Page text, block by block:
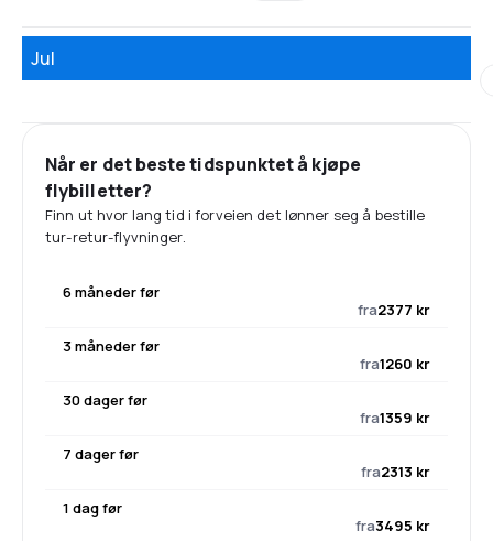
Jul
Når er det beste tidspunktet å kjøpe
flybilletter?
Finn ut hvor lang tid i forveien det lønner seg å bestille
tur-retur-flyvninger.
6 måneder før
fra2377 kr
3 måneder før
fra1260 kr
30 dager før
fra1359 kr
7 dager før
fra2313 kr
1 dag før
fra3495 kr